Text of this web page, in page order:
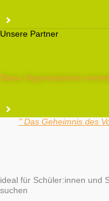
Unsere Partner
Diese Organisationen
" Das Geheimnis des
ideal für Schüler:innen und
suchen